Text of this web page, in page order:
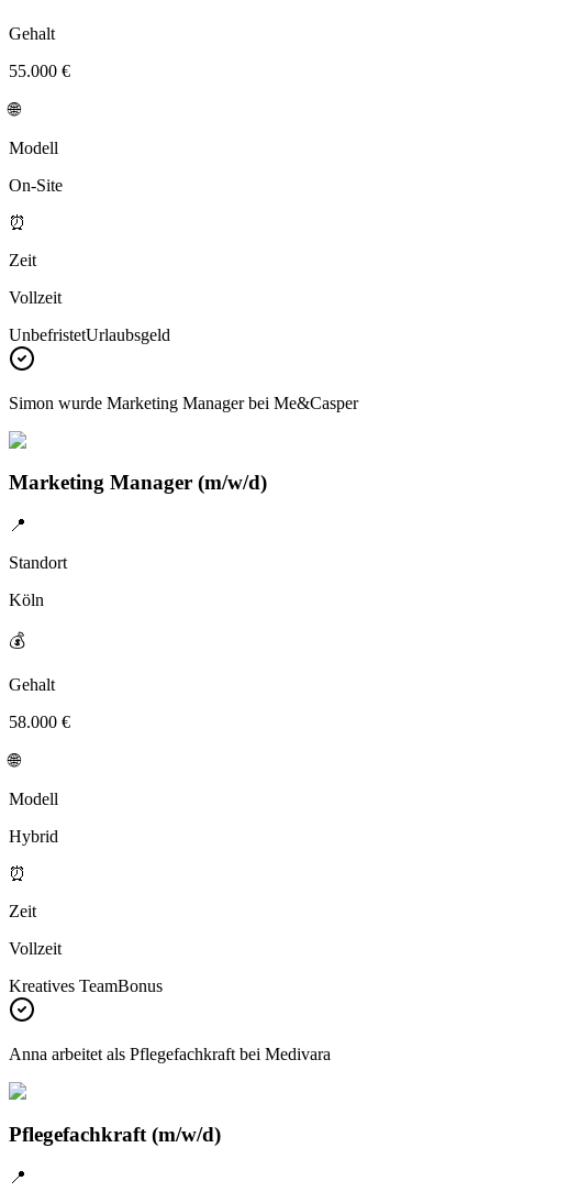
Gehalt
55.000 €
🌐
Modell
On-Site
⏰
Zeit
Vollzeit
UnbefristetUrlaubsgeld
Simon wurde Marketing Manager bei Me&Casper
Marketing Manager (m/w/d)
📍
Standort
Köln
💰
Gehalt
58.000 €
🌐
Modell
Hybrid
⏰
Zeit
Vollzeit
Kreatives TeamBonus
Anna arbeitet als Pflegefachkraft bei Medivara
Pflegefachkraft (m/w/d)
📍